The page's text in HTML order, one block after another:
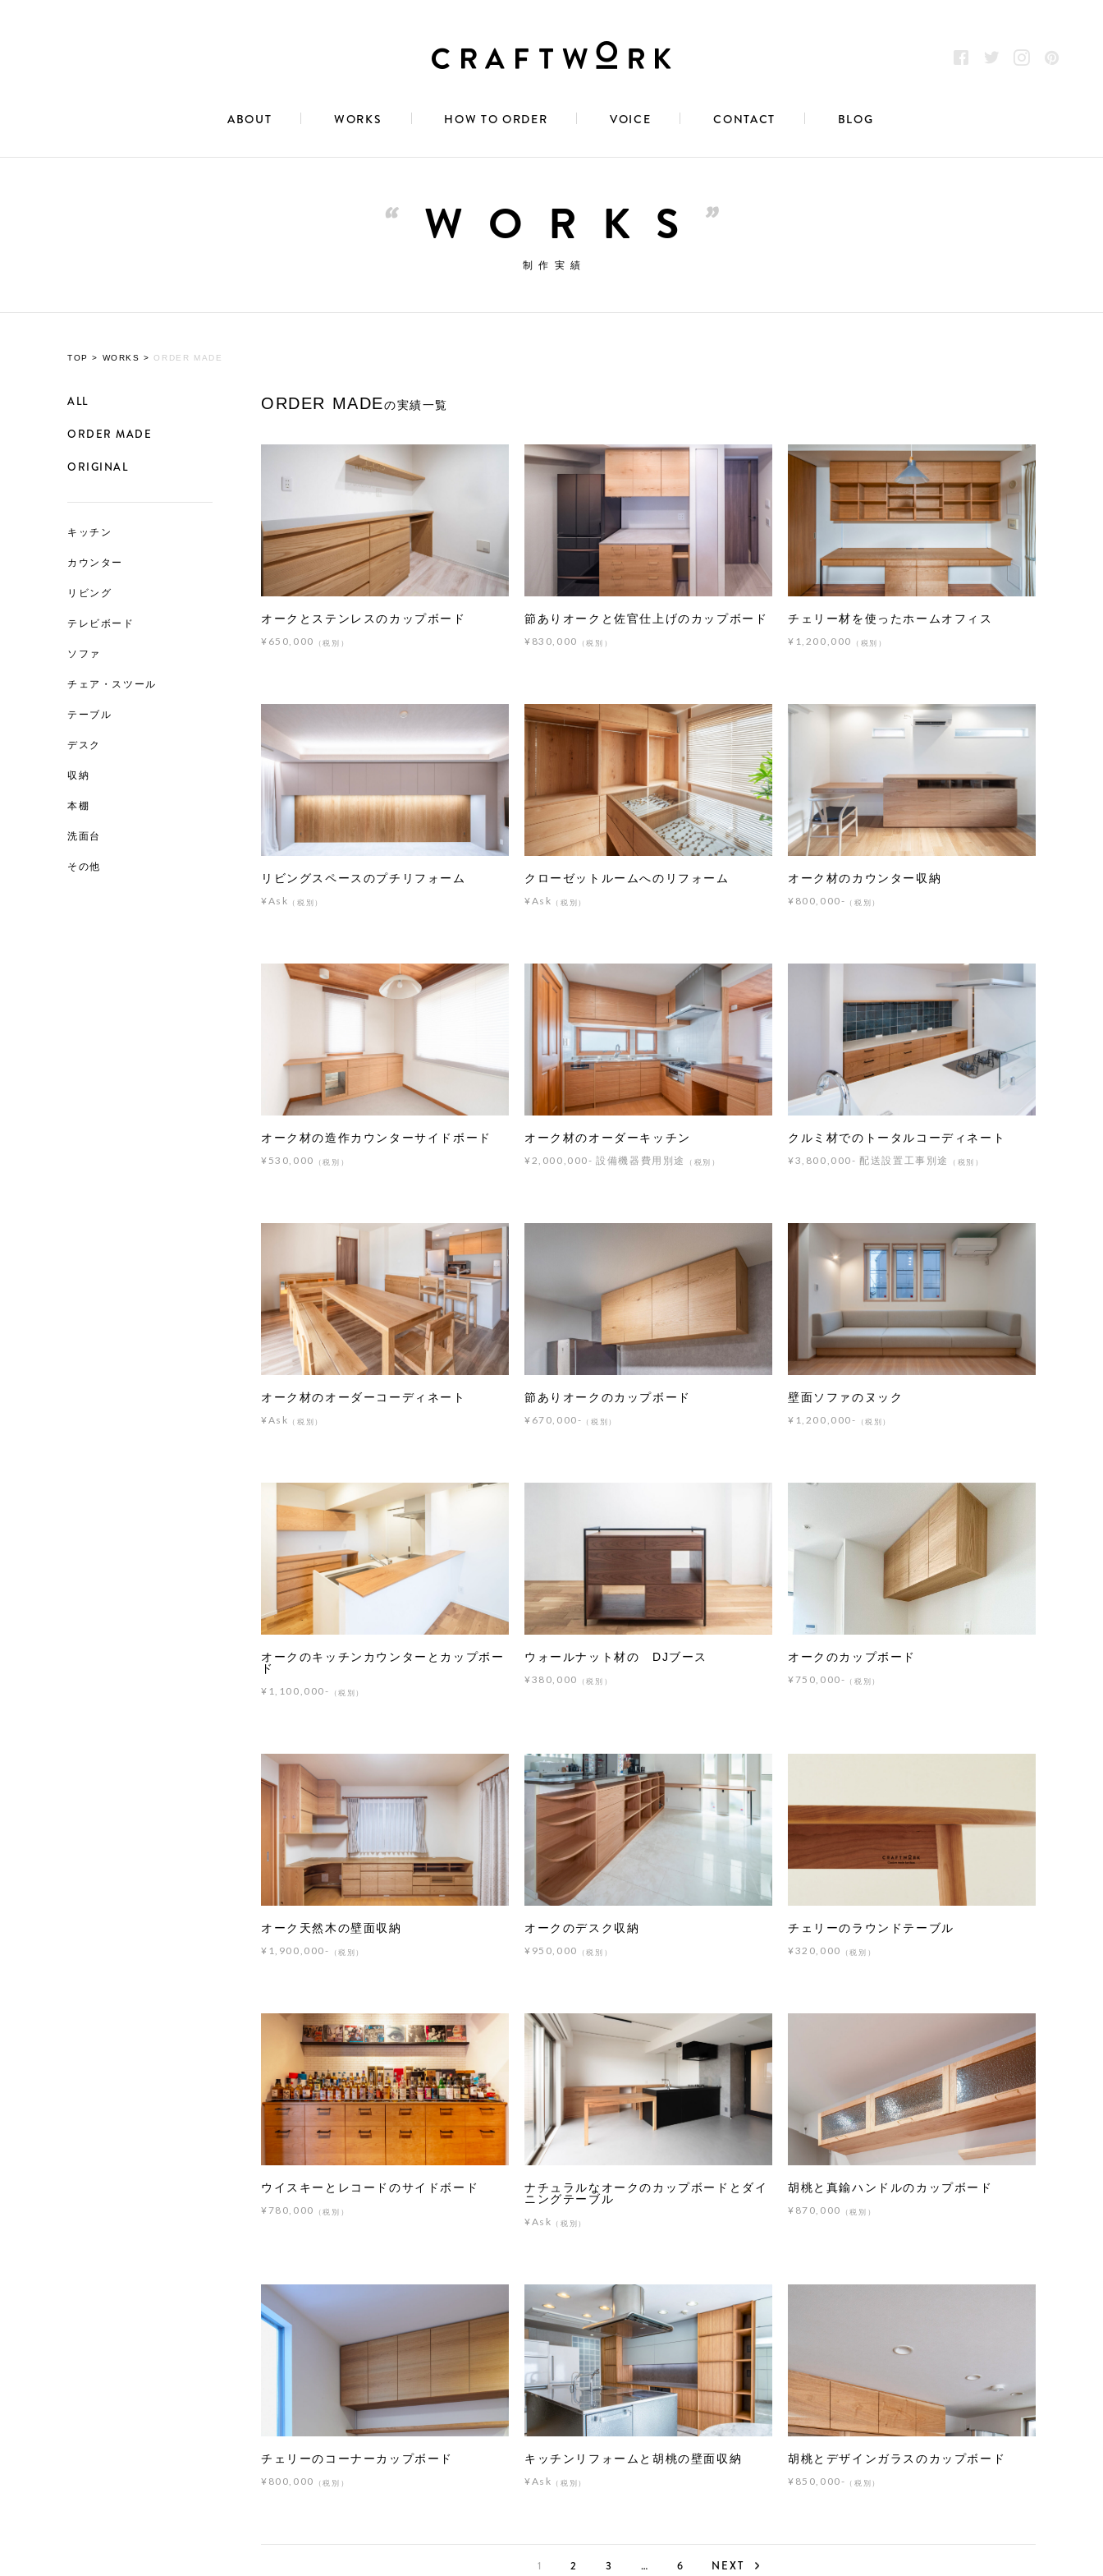
ABOUT WORKS HOW TO ORDER VOICE CONTACT BLOG
WORKS
制作実績
TOP > WORKS >ORDER MADE
ORDER MADEの実績一覧
オークとステンレスのカップボード
¥650,000 （税別）
節ありオークと佐官仕上げのカップボード
¥830,000 （税別）
チェリー材を使ったホームオフィス
¥1,200,000 （税別）
リビングスペースのプチリフォーム
¥Ask （税別）
クローゼットルームへのリフォーム
¥Ask （税別）
オーク材のカウンター収納
¥800,000- （税別）
オーク材の造作カウンターサイドボード
¥530,000 （税別）
オーク材のオーダーキッチン
¥2,000,000- 設備機器費用別途 （税別）
クルミ材でのトータルコーディネート
¥3,800,000- 配送設置工事別途 （税別）
オーク材のオーダーコーディネート
¥Ask （税別）
節ありオークのカップボード
¥670,000- （税別）
壁面ソファのヌック
¥1,200,000- （税別）
オークのキッチンカウンターとカップボー
ド
¥1,100,000- （税別）
ウォールナット材の DJブース
¥380,000 （税別）
オークのカップボード
¥750,000- （税別）
オーク天然木の壁面収納
¥1,900,000- （税別）
オークのデスク収納
¥950,000 （税別）
チェリーのラウンドテーブル
¥320,000 （税別）
ウイスキーとレコードのサイドボード
¥780,000 （税別）
ナチュラルなオークのカップボードとダイ
ニングテーブル
¥Ask （税別）
胡桃と真鍮ハンドルのカップボード
¥870,000 （税別）
チェリーのコーナーカップボード
¥800,000 （税別）
キッチンリフォームと胡桃の壁面収納
¥Ask （税別）
胡桃とデザインガラスのカップボード
¥850,000- （税別）
1 2 3 … 6 NEXT
ALL
ORDER MADE
ORIGINAL
キッチン
カウンター
リビング
テレビボード
ソファ
チェア・スツール
テーブル
デスク
収納
本棚
洗面台
その他